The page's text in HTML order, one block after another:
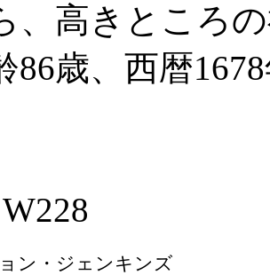
、高きところ
歳、西暦
ン・ジェンキンズ